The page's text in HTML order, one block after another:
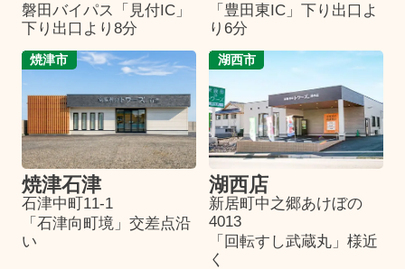
磐田バイパス「見付IC」
下り出口より8分
「豊田東IC」下り出口よ
り6分
焼津市
焼津石津
石津中町11-1
「石津向町境」交差点沿
い
湖西市
湖西店
新居町中之郷あけぼの
4013
「回転すし武蔵丸」様近
く